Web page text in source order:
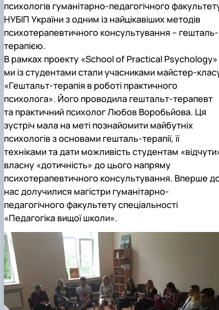
психологів гуманітарно-педагогічного
НУБІП України з одним із найцікавіших методів
психотерапевтичного консультування – гешталь-
терапією.
В рамках проекту «School of Practical Psychology»
ми із студентами стали учасниками майстер-
«Гештальт-терапія в роботі практичного
психолога». Його проводила гештальт-терапевт
та практичний психолог Любов Воробьйова. Ця
зустріч мала на меті познайомити майбутніх
психологів з основами гешталь-терапії, її
техніками та дати можливість студентам
власну «дотичність» до цього напряму
психотерапевтичного консультування. Вперше
нас долучилися магістри гуманітарно-
педагогічного факультету спеціальності
«Педагогіка вищої школи».